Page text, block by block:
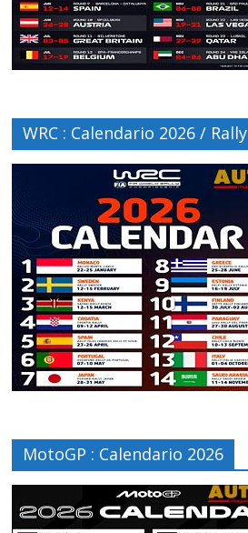
WRC : Calendario 2026 / Rally
MotoGP : Calendario 2026